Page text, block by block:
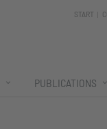
START
PUBLICATIONS